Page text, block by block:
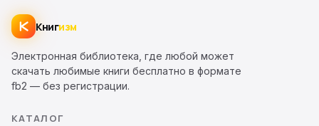
Книгизм
Электронная библиотека, где любой может
скачать любимые книги бесплатно в формате
fb2 — без регистрации.
КАТАЛОГ